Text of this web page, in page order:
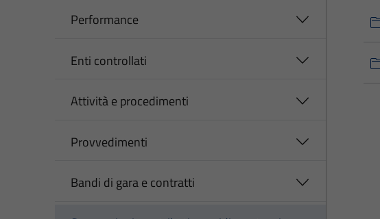
Performance
Enti controllati
Attività e procedimenti
Provvedimenti
Bandi di gara e contratti